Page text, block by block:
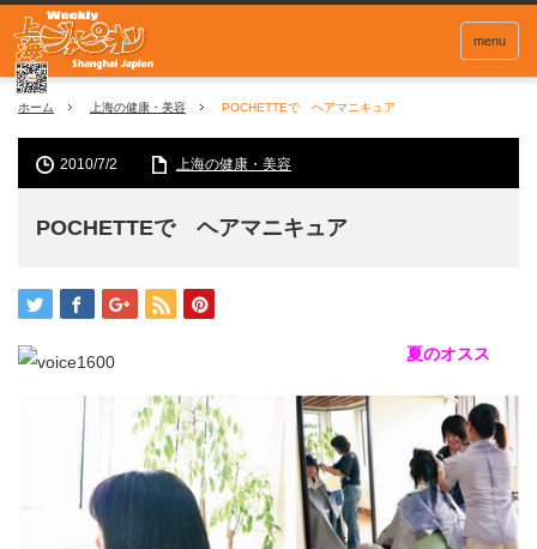
menu
ホーム 上海の健康・美容 POCHETTEで ヘアマニキュア
2010/7/2 上海の健康・美容
POCHETTEで ヘアマニキュア
夏のオスス